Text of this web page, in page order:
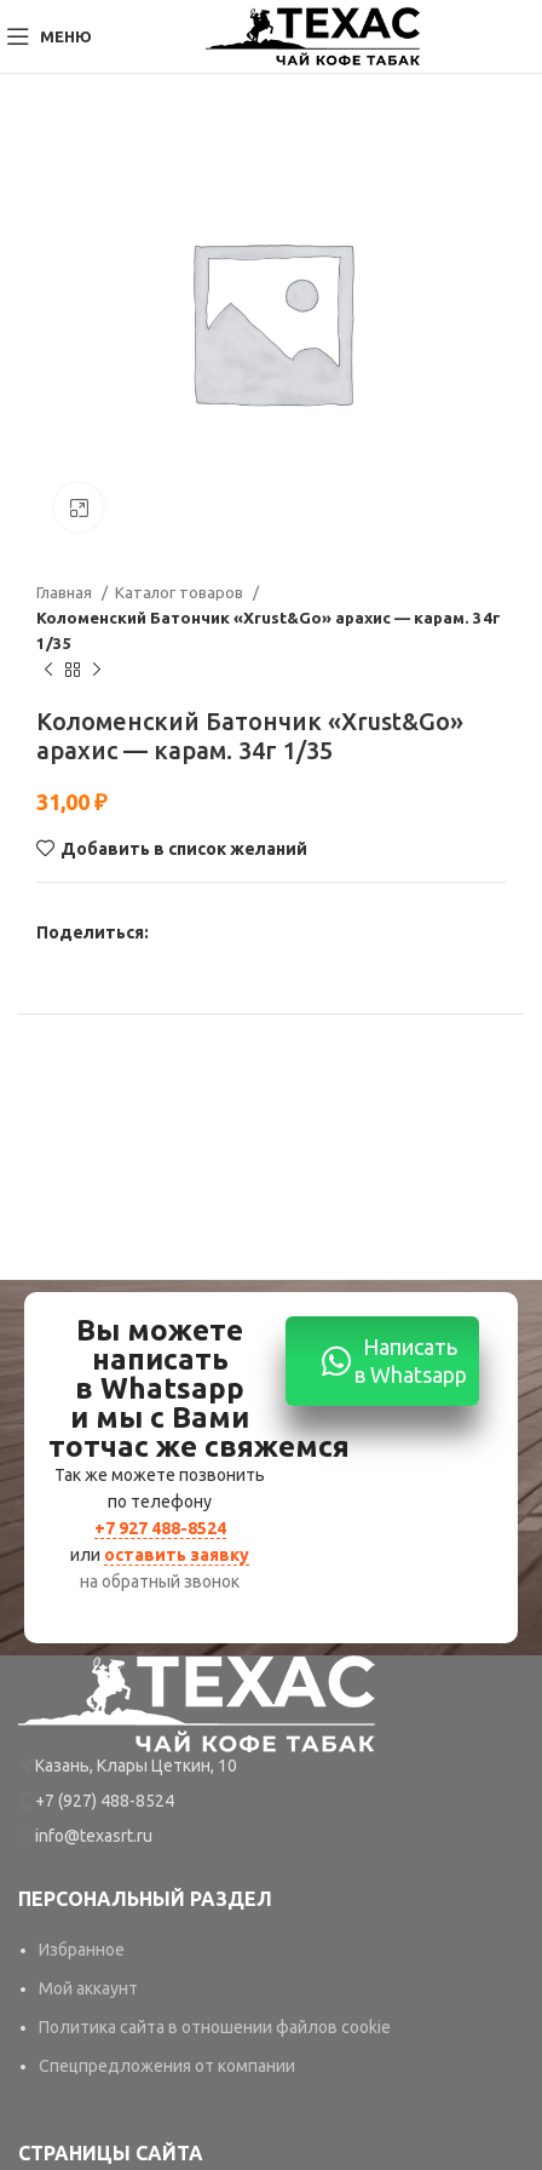
МЕНЮ
Главная
Каталог товаров
Коломенский Батончик «Xrust&Go» арахис — карам. 34г
1/35
Коломенский Батончик «Xrust&Go»
арахис — карам. 34г 1/35
31,00 ₽
Добавить в список желаний
Поделиться:
Вы можете
написать
в Whatsapp
и мы с Вами
тотчас же свяжемся
Так же можете позвонить
по телефону
+7 927 488-8524
или оставить заявку
на обратный звонок
Написать
в Whatsapp
Казань, Клары Цеткин, 10
+7 (927) 488-8524
info@texasrt.ru
ПЕРСОНАЛЬНЫЙ РАЗДЕЛ
Избранное
Мой аккаунт
Политика сайта в отношении файлов cookie
Спецпредложения от компании
СТРАНИЦЫ САЙТА